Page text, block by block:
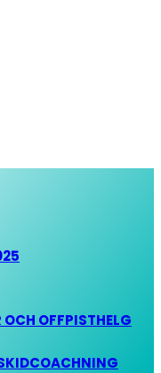
OFFPISTHELG